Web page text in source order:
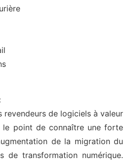
revendeurs de logiciels à valeur
le point de connaître une forte
de la migration du
de transformation numérique.